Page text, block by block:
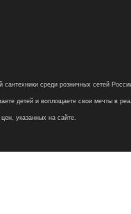
среди розничных сетей
детей и воплощаете свои мечты в
указанных на сайте.